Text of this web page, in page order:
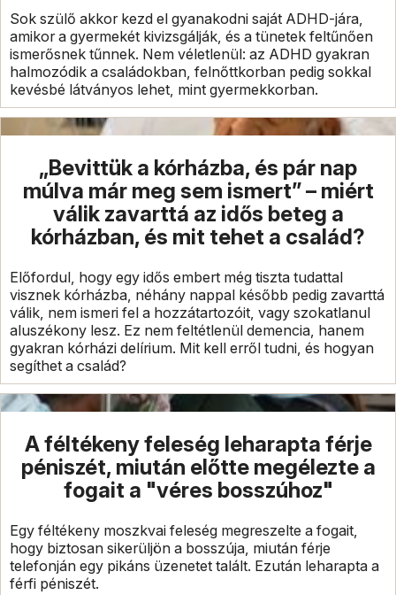
Sok szülő akkor kezd el gyanakodni saját ADHD-jára,
amikor a gyermekét kivizsgálják, és a tünetek feltűnően
ismerősnek tűnnek. Nem véletlenül: az ADHD gyakran
halmozódik a családokban, felnőttkorban pedig sokkal
kevésbé látványos lehet, mint gyermekkorban.
„Bevittük a kórházba, és pár nap
múlva már meg sem ismert” – miért
válik zavarttá az idős beteg a
kórházban, és mit tehet a család?
Előfordul, hogy egy idős embert még tiszta tudattal
visznek kórházba, néhány nappal később pedig zavarttá
válik, nem ismeri fel a hozzátartozóit, vagy szokatlanul
aluszékony lesz. Ez nem feltétlenül demencia, hanem
gyakran kórházi delírium. Mit kell erről tudni, és hogyan
segíthet a család?
A féltékeny feleség leharapta férje
péniszét, miután előtte megélezte a
fogait a "véres bosszúhoz"
Egy féltékeny moszkvai feleség megreszelte a fogait,
hogy biztosan sikerüljön a bosszúja, miután férje
telefonján egy pikáns üzenetet talált. Ezután leharapta a
férfi péniszét.